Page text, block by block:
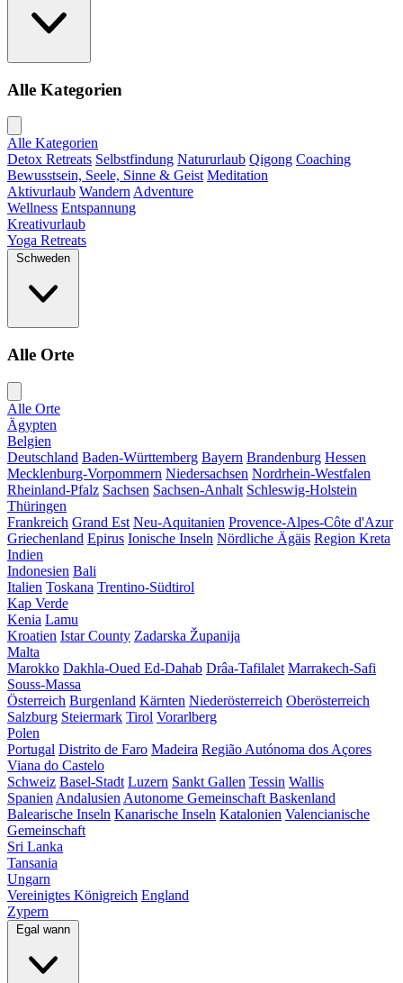
Alle Kategorien
Alle Kategorien
Detox Retreats Selbstfindung Natururlaub Qigong Coaching
Bewusstsein, Seele, Sinne & Geist Meditation
Aktivurlaub Wandern Adventure
Wellness Entspannung
Kreativurlaub
Yoga Retreats
Schweden
Alle Orte
Alle Orte
Ägypten
Belgien
Deutschland Baden-Württemberg Bayern Brandenburg Hessen
Mecklenburg-Vorpommern Niedersachsen Nordrhein-Westfalen
Rheinland-Pfalz Sachsen Sachsen-Anhalt Schleswig-Holstein
Thüringen
Frankreich Grand Est Neu-Aquitanien Provence-Alpes-Côte d'Azur
Griechenland Epirus Ionische Inseln Nördliche Ägäis Region Kreta
Indien
Indonesien Bali
Italien Toskana Trentino-Südtirol
Kap Verde
Kenia Lamu
Kroatien Istar County Zadarska Županija
Malta
Marokko Dakhla-Oued Ed-Dahab Drâa-Tafilalet Marrakech-Safi
Souss-Massa
Österreich Burgenland Kärnten Niederösterreich Oberösterreich
Salzburg Steiermark Tirol Vorarlberg
Polen
Portugal Distrito de Faro Madeira Região Autónoma dos Açores
Viana do Castelo
Schweiz Basel-Stadt Luzern Sankt Gallen Tessin Wallis
Spanien Andalusien Autonome Gemeinschaft Baskenland
Balearische Inseln Kanarische Inseln Katalonien Valencianische
Gemeinschaft
Sri Lanka
Tansania
Ungarn
Vereinigtes Königreich England
Zypern
Egal wann